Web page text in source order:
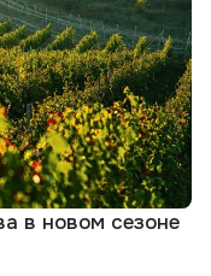
в новом сезоне